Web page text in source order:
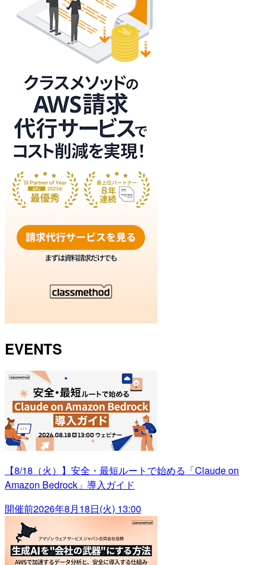
EVENTS
【8/18（火）】安全・最短ルートで始める「Claude on
Amazon Bedrock」導入ガイド
開催前2026年8月18日(火) 13:00